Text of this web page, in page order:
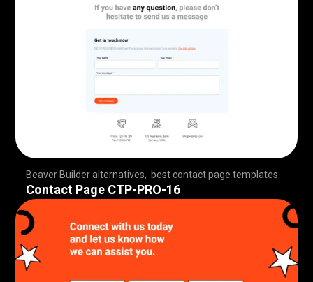
Beaver Builder alternatives best contact page templates
,,,,,,,,,,,,,,,,,,,,,,,,,,,,, ,,,,,,,,,,,,,,,,,,,,,,,,,,,,,,,,
,,,,,,,,,,,,,,,
Contact Page CTP-PRO-16